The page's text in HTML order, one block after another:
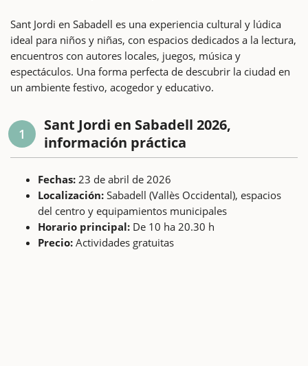
Sant Jordi en Sabadell es una experiencia cultural y lúdica
ideal para niños y niñas, con espacios dedicados a la lectura,
encuentros con autores locales, juegos, música y
espectáculos. Una forma perfecta de descubrir la ciudad en
un ambiente festivo, acogedor y educativo.
1
Sant Jordi en Sabadell 2026,
información práctica
Fechas: 23 de abril de 2026
Localización: Sabadell (Vallès Occidental), espacios
del centro y equipamientos municipales
Horario principal: De 10 ha 20.30 h
Precio: Actividades gratuitas